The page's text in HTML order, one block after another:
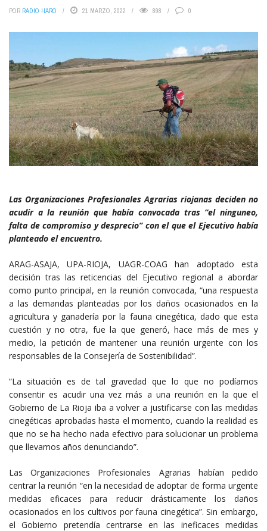
POR RADIO HARO 21 MARZO, 2022 898 0
Las Organizaciones Profesionales Agrarias riojanas deciden no
acudir a la reunión que había convocada tras “el ninguneo,
falta de compromiso y desprecio” con el que el Ejecutivo había
planteado el encuentro.
ARAG-ASAJA, UPA-RIOJA, UAGR-COAG han adoptado esta
decisión tras las reticencias del Ejecutivo regional a abordar
como punto principal, en la reunión convocada, “una respuesta
a las demandas planteadas por los daños ocasionados en la
agricultura y ganadería por la fauna cinegética, dado que esta
cuestión y no otra, fue la que generó, hace más de mes y
medio, la petición de mantener una reunión urgente con los
responsables de la Consejería de Sostenibilidad”.
“La situación es de tal gravedad que lo que no podíamos
consentir es acudir una vez más a una reunión en la que el
Gobierno de La Rioja iba a volver a justificarse con las medidas
cinegéticas aprobadas hasta el momento, cuando la realidad es
que no se ha hecho nada efectivo para solucionar un problema
que llevamos años denunciando”.
Las Organizaciones Profesionales Agrarias habían pedido
centrar la reunión “en la necesidad de adoptar de forma urgente
medidas eficaces para reducir drásticamente los daños
ocasionados en los cultivos por fauna cinegética”. Sin embargo,
el Gobierno pretendía centrarse en las ineficaces medidas